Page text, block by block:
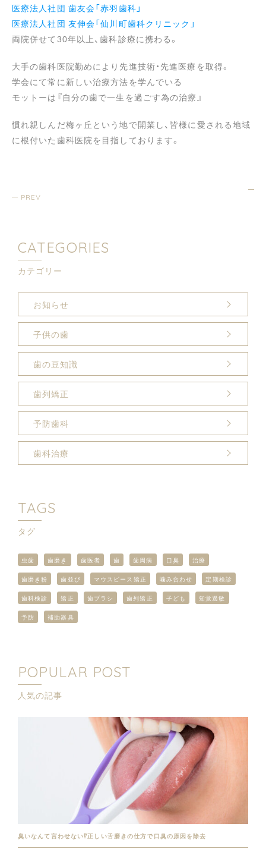
医療法人社団 歯友会「赤羽歯科」
医療法人社団 友伸会「仙川町歯科クリニック」
両院併せて30年以上、歯科診療に携わる。
大手の歯科医院勤めにより先進技術・先進医療を取得。
学会にて常に新しい治療方法を学んでいる
モットーは『自分の歯で一生を過ごす為の治療』
慣れ親しんだ梅ヶ丘という地で開業し、皆様に愛される地域
に根付いた歯科医院を目指しております。
PREV
CATEGORIES
カテゴリー
お知らせ
子供の歯
歯の豆知識
歯列矯正
予防歯科
歯科治療
TAGS
タグ
虫歯 歯磨き 歯医者 歯 歯周病 口臭 治療
歯磨き粉 歯並び マウスピース矯正 噛み合わせ 定期検診
歯科検診 矯正 歯ブラシ 歯列矯正 子ども 知覚過敏
予防 補助器具
POPULAR POST
人気の記事
臭いなんて言わせない⁉︎正しい舌磨きの仕方で口臭の原因を除去